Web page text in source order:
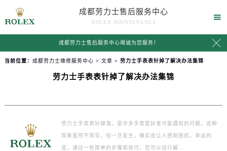
成都劳力士售后服务中心
ROLEX MAINTENANCE

成都劳力士售后服务中心竭诚为您服务！ 
当前位置： 成都劳力士维修服务中心 > 文章 > 劳力士手表表针掉了解决办法集锦
劳力士手表表针掉了解决办法集锦
劳力士手表表针掉落，是许多手表爱好者可能遇到的问题。这种
现象虽然不常见，但一旦发生，确实会让人感到困扰。幸运的
是，通过一些简单的步骤和技巧，您可以自行解…